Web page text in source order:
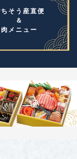
ちそう産直便
＆
肉メニュー